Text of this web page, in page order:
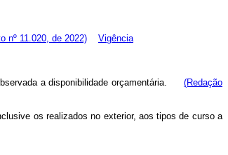
nº 11.020, de 2022) Vigência
a disponibilidade orçamentária. (Redação
os realizados no exterior, aos tipos de curso a